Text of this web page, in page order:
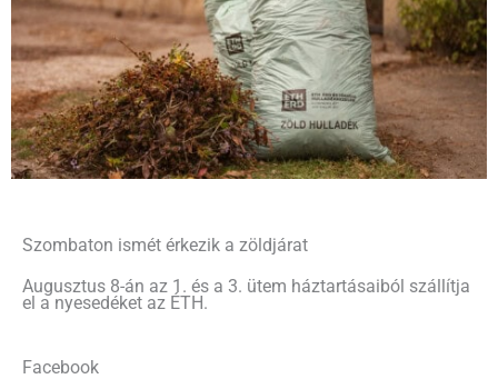
Szombaton ismét érkezik a zöldjárat
Augusztus 8-án az 1. és a 3. ütem háztartásaiból szállítja
el a nyesedéket az ÉTH.
Facebook